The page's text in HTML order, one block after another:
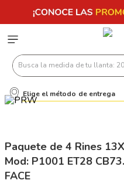
Busca la medida de tu
Elige el método de entrega
Paquete de 4 Rines
Mod: P1001 ET28
FACE